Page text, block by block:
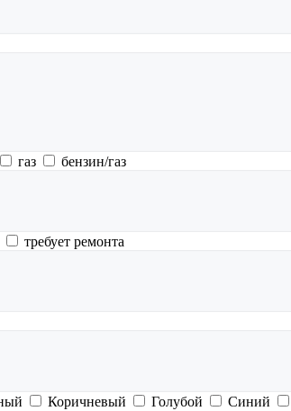
газ
бензин/газ
требует ремонта
Коричневый Голубой Синий